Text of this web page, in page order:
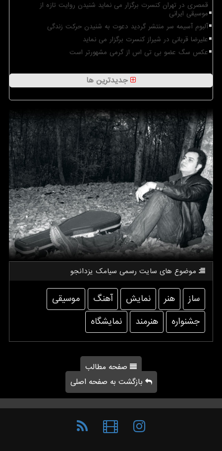
قمصری در تهران کنسرت برگزار می نماید شنیدن روایت تازه از
موسیقی ایرانی
آلبوم آسیمه سر منتشر گردید دعوت به شنیدن حرکت زندگی
علیرضا قربانی در شیراز کنسرت برگزار می نماید
عکس سگ عضو بی تی اس از گرمی مشهورتر است
جدیدترین ها
موضوع های سایت رسمی سیامك یزدانجو
ساز هنر نمایش آهنگ
موسیقی
جشنواره
هنرمند نمایشگاه
صفحه مطالب
بازگشت به صفحه اصلی